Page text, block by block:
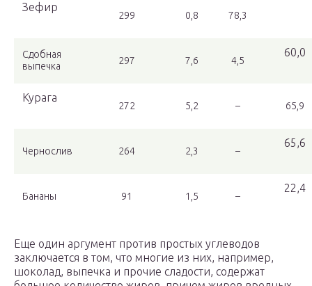
Зефир
299 0,8 78,3
Сдобная
выпечка
297 7,6 4,5
60,0
Курага
272 5,2 – 65,9
Чернослив 264 2,3 –
65,6
Бананы 91 1,5 –
22,4
Еще один аргумент против простых углеводов
заключается в том, что многие из них, например,
шоколад, выпечка и прочие сладости, содержат